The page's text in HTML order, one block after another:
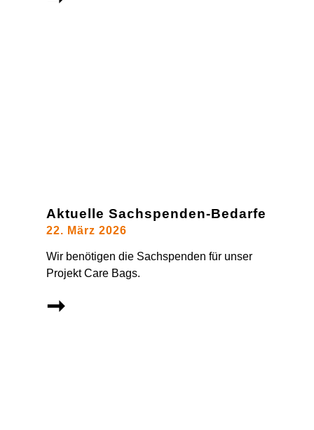
Aktuelle Sachspenden-Bedarfe
22. März 2026
Wir benötigen die Sachspenden für unser
Projekt Care Bags.
➞